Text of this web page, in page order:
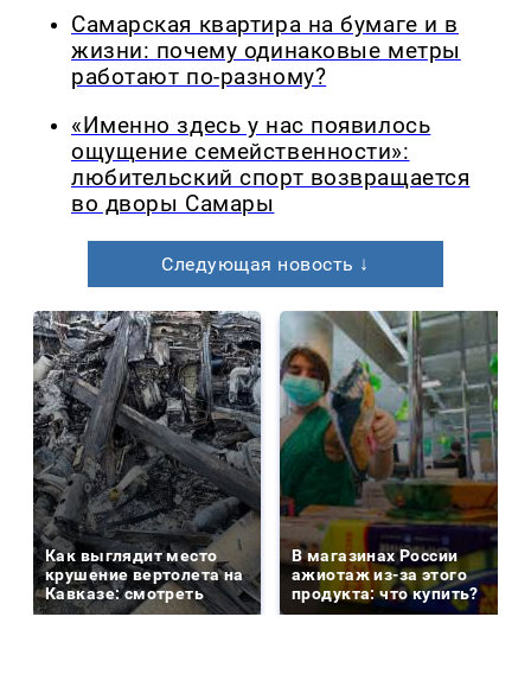
Самарская квартира на бумаге и в
жизни: почему одинаковые метры
работают по-разному?
«Именно здесь у нас появилось
ощущение семейственности»:
любительский спорт возвращается
во дворы Самары
Следующая новость ↓
Как выглядит место
крушение вертолета на
Кавказе: смотреть
В магазинах России
ажиотаж из-за этого
продукта: что купить?